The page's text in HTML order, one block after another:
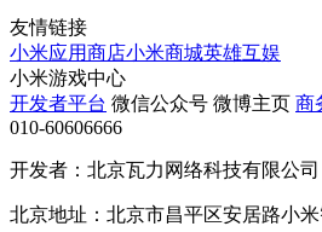
友情链接
小米应用商店小米商城英雄互娱
小米游戏中心
开发者平台 微信公众号 微博主页 商
010-60606666
开发者：北京瓦力网络科技有限公司
北京地址：北京市昌平区安居路小